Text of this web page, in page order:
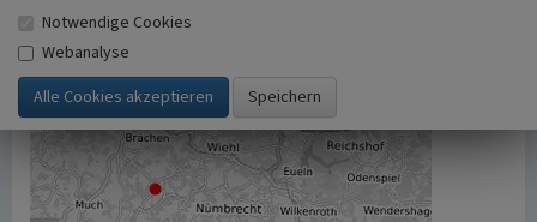
Notwendige Cookies
Webanalyse